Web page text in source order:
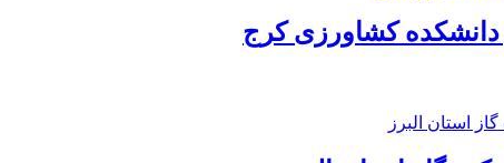
کشاورزی کرج